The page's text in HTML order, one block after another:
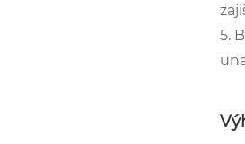
5.